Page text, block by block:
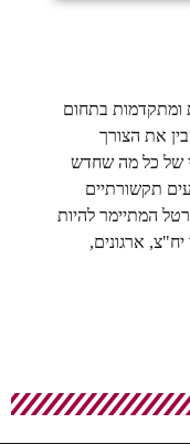
ומתקדמות בתחום
את הצורך
של כל מה שחדש
תקשורתיים
המתיימר להיות
ארגונים,